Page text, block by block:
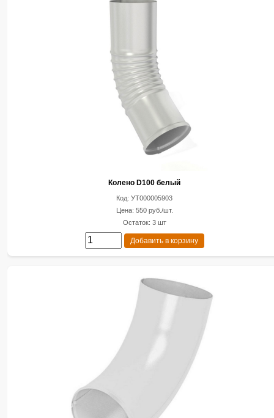
Колено D100 белый
Код: УТ000005903
Цена: 550 руб./шт.
Остаток: 3 шт
Добавить в корзину